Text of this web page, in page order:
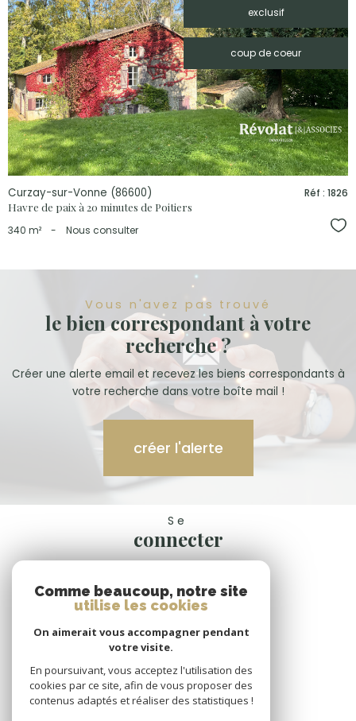
exclusif
coup de coeur
voir le
bien
Curzay-sur-Vonne (86600)
Havre de paix à 20 minutes de Poitiers
Réf : 1826
340 m² - Nous consulter
Vous n'avez pas trouvé
le bien correspondant à votre
recherche ?
Créer une alerte email et recevez les biens correspondants à
votre recherche dans votre boîte mail !
créer l'alerte
Se
connecter
Nous
Nous
adhérons
Comme beaucoup, notre site
utilise les cookies
On aimerait vous accompagner pendant
votre visite.
En poursuivant, vous acceptez l'utilisation des
cookies par ce site, afin de vous proposer des
contenus adaptés et réaliser des statistiques !